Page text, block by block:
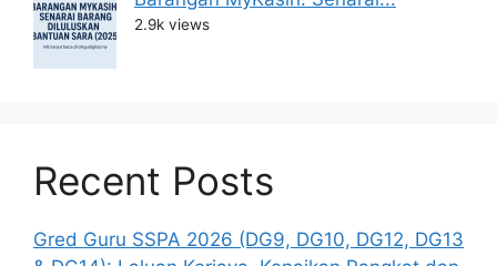
2.9k views
Recent Posts
Gred Guru SSPA 2026 (DG9, DG10, DG12, DG13